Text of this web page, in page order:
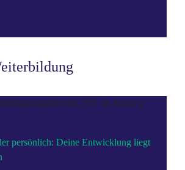
persönlich: Deine Entwicklung liegt